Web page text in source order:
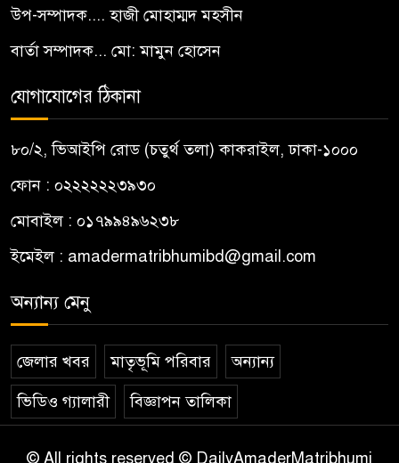
উপ-সম্পাদক.... হাজী মোহাম্মদ মহসীন
বার্তা সম্পাদক... মো: মামুন হোসেন
যোগাযোগের ঠিকানা
৮০/২, ভিআইপি রোড (চতুর্থ তলা) কাকরাইল, ঢাকা-১০০০
ফোন : ০২২২২২২৩৯৩০
মোবাইল : ০১৭৯৯৪৯৬২৩৮
ইমেইল : amadermatribhumibd@gmail.com
অন্যান্য মেনু
জেলার খবর মাতৃভূমি পরিবার অন্যান্য
ভিডিও গ্যালারী বিজ্ঞাপন তালিকা
© All rights reserved © DailyAmaderMatribhumi